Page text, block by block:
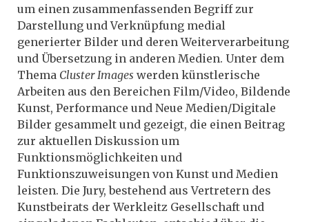
um einen zusammenfassenden Begriff zur
Darstellung und Verknüpfung medial
generierter Bilder und deren Weiterverarbeitung
und Übersetzung in anderen Medien. Unter dem
Thema Cluster Images werden künstlerische
Arbeiten aus den Bereichen Film/Video, Bildende
Kunst, Performance und Neue Medien/Digitale
Bilder gesammelt und gezeigt, die einen Beitrag
zur aktuellen Diskussion um
Funktionsmöglichkeiten und
Funktionszuweisungen von Kunst und Medien
leisten. Die Jury, bestehend aus Vertretern des
Kunstbeirats der Werkleitz Gesellschaft und